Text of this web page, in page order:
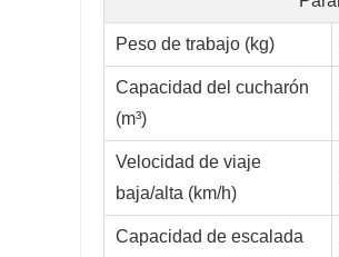
Peso de trabajo (kg)
Capacidad del cucharón
(m³)
Velocidad de viaje
baja/alta (km/h)
Capacidad de escalada